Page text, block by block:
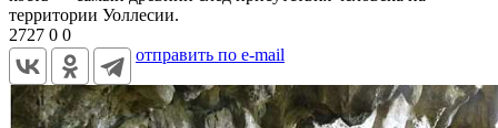
территории Уоллесии.
2727 0 0
отправить по e-mail